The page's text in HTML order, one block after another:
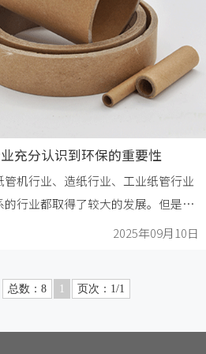
充分认识到环保的重要性
管机行业、造纸行业、工业纸管行业
的行业都取得了较大的发展。但是在
定不要忘了环境保护的重要性，那么
2025年09月10日
总数：8 1 页次：1/1